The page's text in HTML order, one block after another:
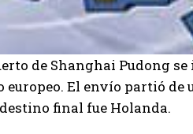
Privacy Policy.
de Shanghai Pudong
europeo. El envío partió
final fue Holanda.